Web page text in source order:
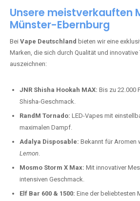
Unsere meistverkauften
Münster-Ebernburg
Bei Vape Deutschland bieten wir eine
Marken, die sich durch Qualität und
auszeichnen:
JNR Shisha Hookah MAX: Bis zu 22.000
Shisha-Geschmack.
RandM Tornado: LED-Vapes mit
maximalen Dampf.
Adalya Disposable: Bekannt für Aromen
Lemon.
Mosmo Storm X Max: Mit innovativer
intensiven Geschmack.
Elf Bar 600 & 1500: Eine der beliebtesten